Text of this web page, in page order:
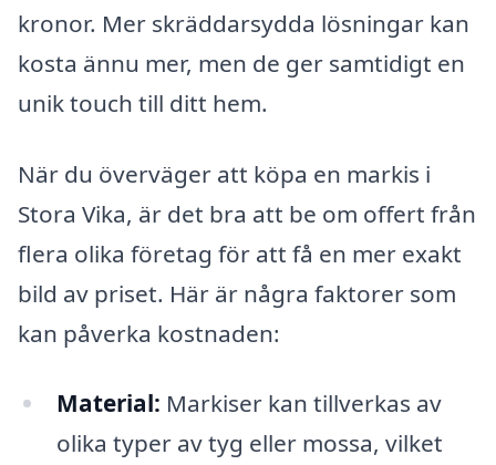
kronor. Mer skräddarsydda lösningar kan
kosta ännu mer, men de ger samtidigt en
unik touch till ditt hem.
När du överväger att köpa en markis i
Stora Vika, är det bra att be om offert från
flera olika företag för att få en mer exakt
bild av priset. Här är några faktorer som
kan påverka kostnaden:
Material: Markiser kan tillverkas av
olika typer av tyg eller mossa, vilket